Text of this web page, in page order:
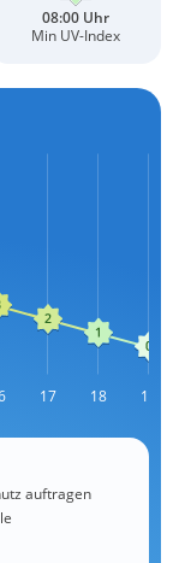
08:00 Uhr
Min UV-Index
17 18 19
auftragen